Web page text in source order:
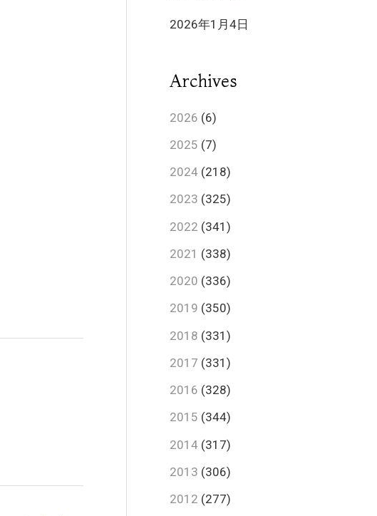
2026年1月4日
Archives
2026 (6)
2025 (7)
2024 (218)
2023 (325)
2022 (341)
2021 (338)
2020 (336)
2019 (350)
2018 (331)
2017 (331)
2016 (328)
2015 (344)
2014 (317)
2013 (306)
2012 (277)